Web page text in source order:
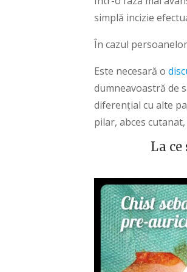
simplă incizie
În cazul
Este necesară o
dumneavoastră de
diferențial cu alte
pilar, abces cutanat,
La